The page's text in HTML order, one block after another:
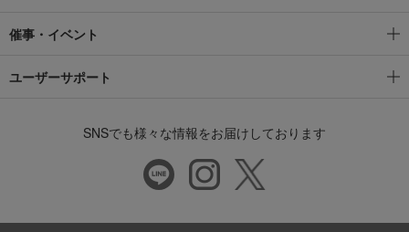
催事・イベント
ユーザーサポート
SNSでも様々な情報をお届けしております